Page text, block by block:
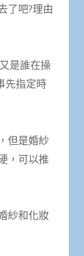
了吧?理由
是誰在操
先指定時
但是婚紗
，可以推
紗和化妝